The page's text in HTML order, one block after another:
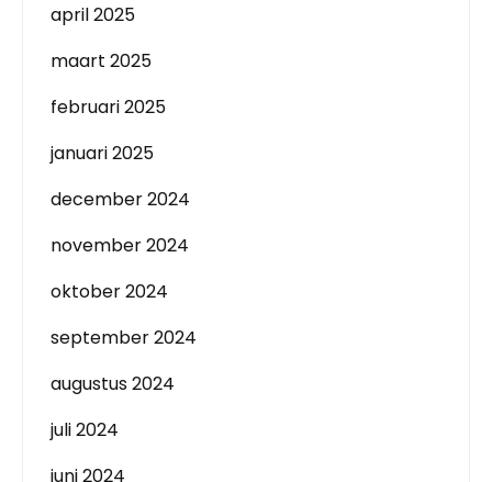
april 2025
maart 2025
februari 2025
januari 2025
december 2024
november 2024
oktober 2024
september 2024
augustus 2024
juli 2024
juni 2024